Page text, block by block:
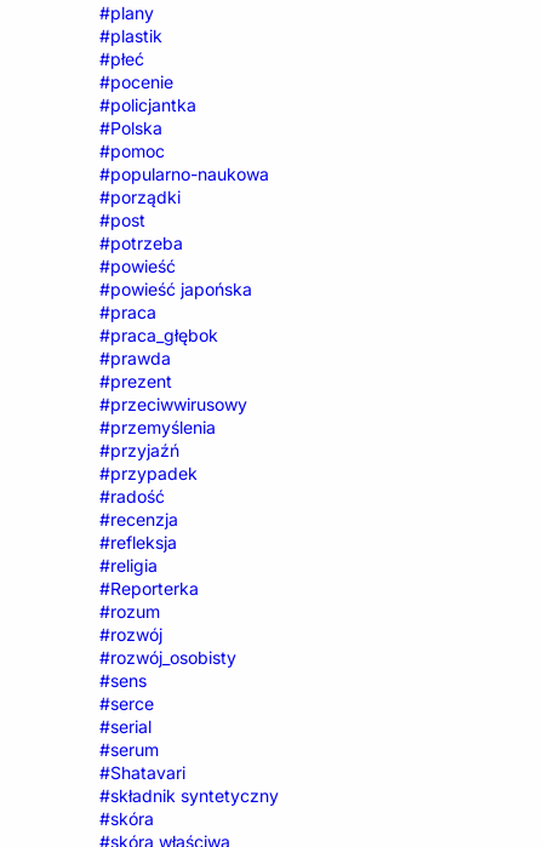
#plany
#plastik
#płeć
#pocenie
#policjantka
#Polska
#pomoc
#popularno-naukowa
#porządki
#post
#potrzeba
#powieść
#powieść japońska
#praca
#praca_głębok
#prawda
#prezent
#przeciwwirusowy
#przemyślenia
#przyjaźń
#przypadek
#radość
#recenzja
#refleksja
#religia
#Reporterka
#rozum
#rozwój
#rozwój_osobisty
#sens
#serce
#serial
#serum
#Shatavari
#składnik syntetyczny
#skóra
#skóra właściwa